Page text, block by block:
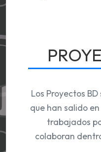
Los Proyectos
que han salido
trabajados
colaboran